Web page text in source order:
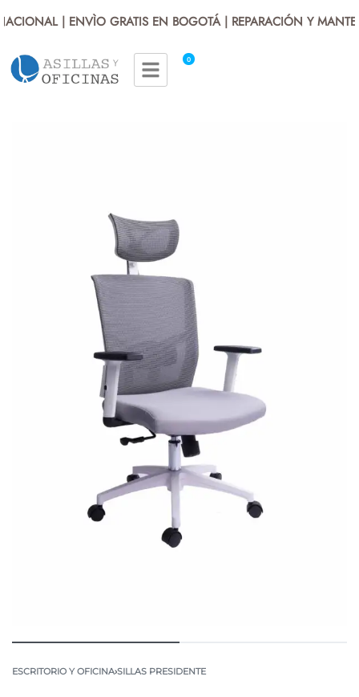
| ENVÌO GRATIS EN BOGOTÁ | REPARACIÓN Y
0
ESCRITORIO Y OFICINA›SILLAS PRESIDENTE